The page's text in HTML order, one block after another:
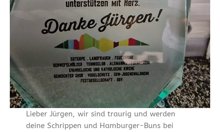
Lieber Jürgen, wir sind traurig und werden
deine Schrippen und Hamburger-Buns bei